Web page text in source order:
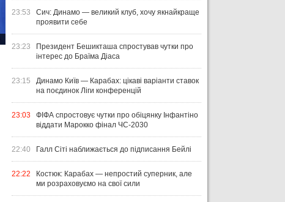
23:53
Сич: Динамо — великий клуб, хочу якнайкраще
проявити себе
23:23
Президент Бешикташа спростував чутки про
інтерес до Браїма Діаса
23:15
Динамо Київ — Карабах: цікаві варіанти ставок
на поєдинок Ліги конференцій
23:03
ФІФА спростовує чутки про обіцянку Інфантіно
віддати Марокко фінал ЧС-2030
22:40 Галл Сіті наближається до підписання Бейлі
22:22
Костюк: Карабах — непростий суперник, але
ми розраховуємо на свої сили